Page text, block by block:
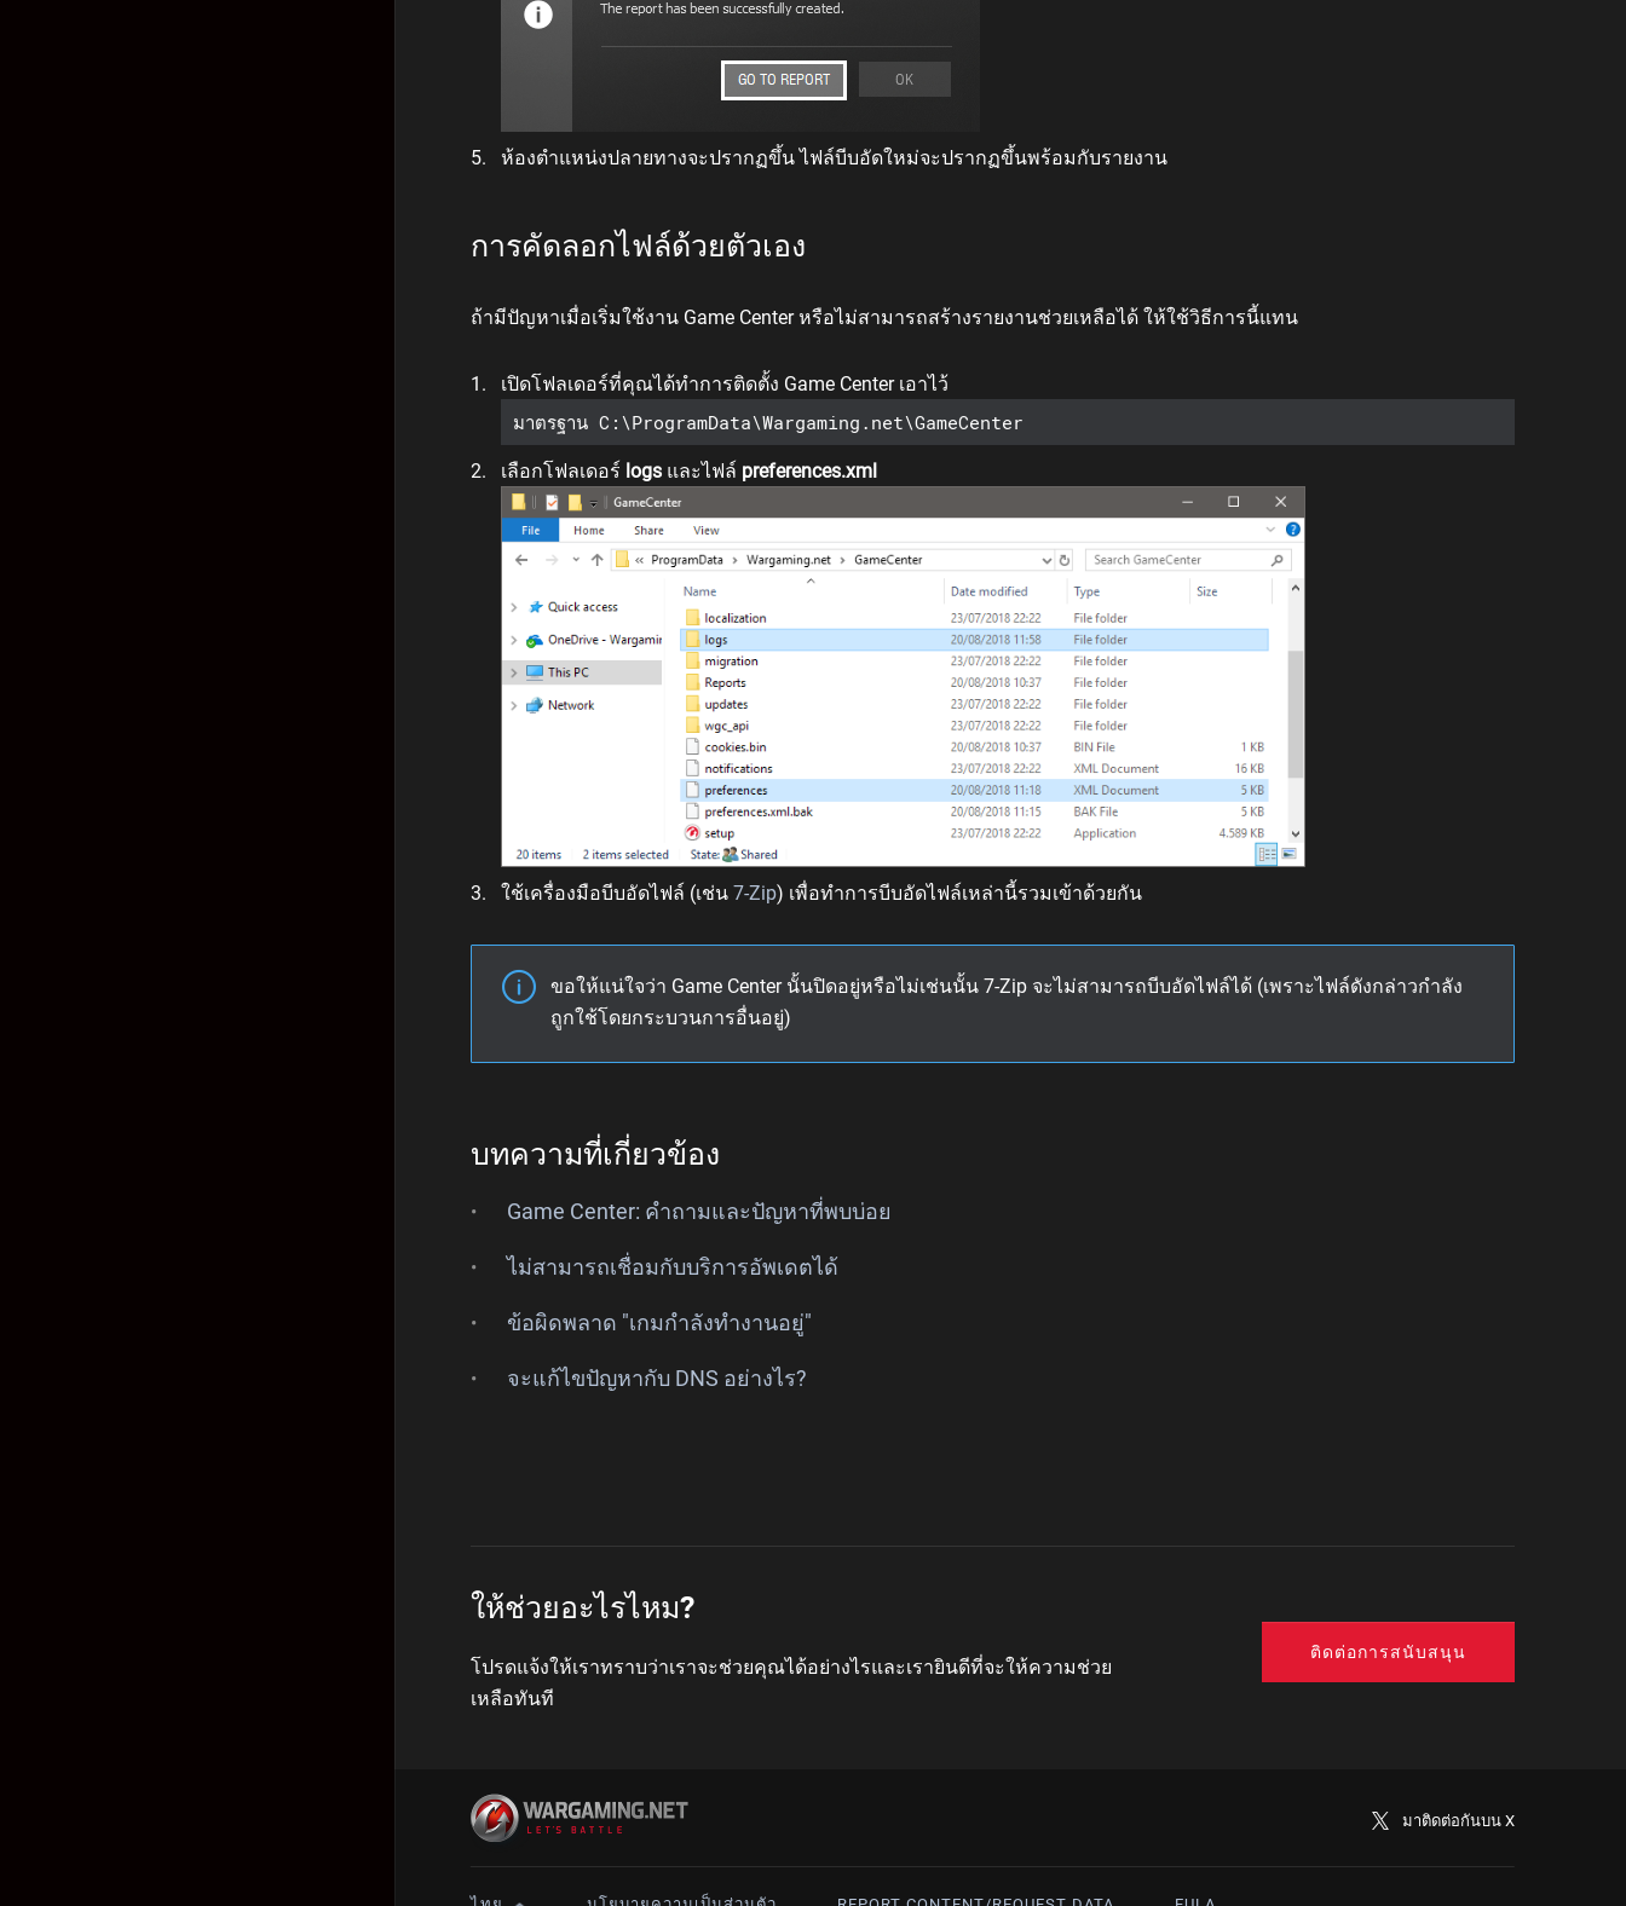
ห้องตำแหน่งปลายทางจะปรากฏขึ้น ไฟล์บีบอัดใหม่จะปรากฏขึ้นพร้อมกับรายงาน
การคัดลอกไฟล์ด้วยตัวเอง
ถ้ามีปัญหาเมื่อเริ่มใช้งาน Game Center หรือไม่สามารถสร้างรายงานช่วยเหลือได้ ให้ใช้วิธีการนี้แทน
เปิดโฟลเดอร์ที่คุณได้ทำการติดตั้ง Game Center เอาไว้
มาตรฐาน C:\ProgramData\Wargaming.net\GameCenter
เลือกโฟลเดอร์ logs และไฟล์ preferences.xml
ใช้เครื่องมือบีบอัดไฟล์ (เช่น7-Zip) เพื่อทำการบีบอัดไฟล์เหล่านี้รวมเข้าด้วยกัน
ขอให้แน่ใจว่า Game Center นั้นปิดอยู่หรือไม่เช่นนั้น 7-Zip จะไม่สามารถบีบอัดไฟล์ได้ (เพราะไฟล์ดังกล่าวกำลัง
ถูกใช้โดยกระบวนการอื่นอยู่)
บทความที่เกี่ยวข้อง
Game Center: คำถามและปัญหาที่พบบ่อย
ไม่สามารถเชื่อมกับบริการอัพเดตได้
ข้อผิดพลาด "เกมกำลังทำงานอยู่"
จะแก้ไขปัญหากับ DNS อย่างไร?
ให้ช่วยอะไรไหม?
โปรดแจ้งให้เราทราบว่าเราจะช่วยคุณได้อย่างไรและเรายินดีที่จะให้ความช่วย
เหลือทันที
ติดต่อการสนับสนุน
มาติดต่อกันบน X